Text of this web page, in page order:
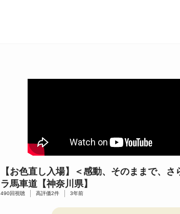
【お色直し入場】＜感動、そのままで、
ラ馬車道【神奈川県】
490回視聴 高評価2件 3年前